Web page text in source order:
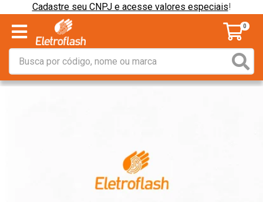
Cadastre seu CNPJ e acesse valores especiais!
0